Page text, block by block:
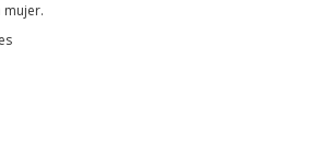
mujer.